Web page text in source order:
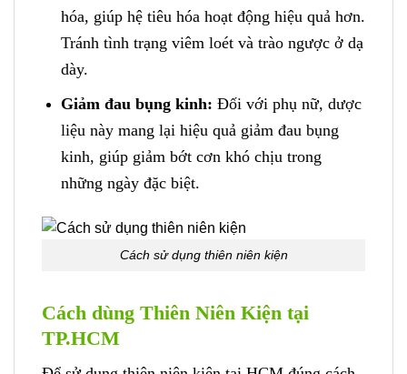
hóa, giúp hệ tiêu hóa hoạt động hiệu quả hơn.
Tránh tình trạng viêm loét và trào ngược ở dạ
dày.
Giảm đau bụng kinh: Đối với phụ nữ, dược
liệu này mang lại hiệu quả giảm đau bụng
kinh, giúp giảm bớt cơn khó chịu trong
những ngày đặc biệt.
Cách sử dụng thiên niên kiện
Cách dùng Thiên Niên Kiện tại
TP.HCM